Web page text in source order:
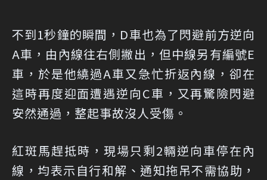
不到1秒鐘的瞬間，D車也為了閃避前方逆向
A車，由內線往右側撇出，但中線另有編號E
車，於是他繞過A車又急忙折返內線，卻在
這時再度迎面遭遇逆向C車，又再驚險閃避
安然通過，整起事故沒人受傷。
紅斑馬趕抵時，現場只剩2輛逆向車停在內
線，均表示自行和解、通知拖吊不需協助，